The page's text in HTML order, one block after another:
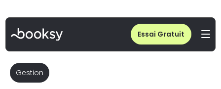
Essai Gratuit
Comment faire exploser votre planning de réservation grâce aux réseaux sociaux ?
Gestion